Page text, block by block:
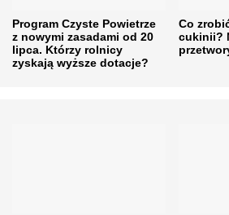
Program Czyste Powietrze
z nowymi zasadami od 20
lipca. Którzy rolnicy
zyskają wyższe dotacje?
Co
cukinii?